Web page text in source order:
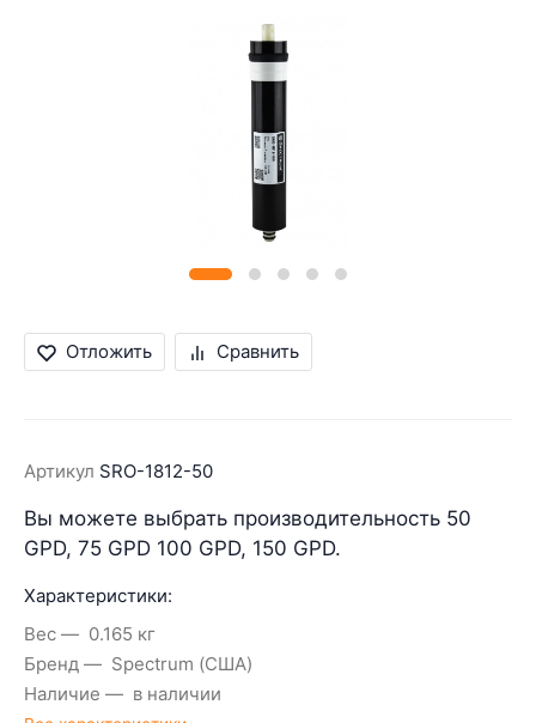
Отложить Сравнить
Артикул SRO-1812-50
Вы можете выбрать производительность 50
GPD, 75 GPD 100 GPD, 150 GPD.
Характеристики:
Вес
0.165 кг
Бренд
Spectrum (США)
Наличие
в наличии